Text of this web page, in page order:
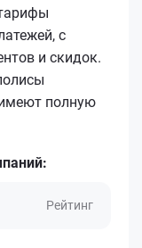
с
и скидок.
полную
Рейтинг